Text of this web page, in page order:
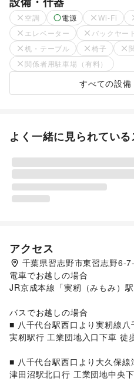
空調 電源 Wi-Fi
エレベーター
バックヤー
机・テーブル
椅子
関係者用駐車場（有料）
すべての設備
よく一緒に見られてい
アクセス
千葉県習志野市東習志野6-
電車でお越しの場合
JR京成本線「実籾（みもみ）
バスでお越しの場合
■ 八千代台駅西口より実籾線八
実籾駅行 工業団地入口下車 徒
■ 八千代台駅西口より大久保線
津田沼駅北口行 工業団地中央